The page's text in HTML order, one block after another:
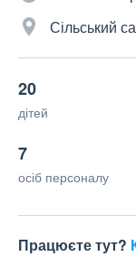
Сільський
20
дітей
7
осіб персоналу
Працюєте тут?